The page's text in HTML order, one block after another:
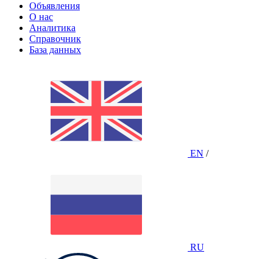
Объявления
О нас
Аналитика
Справочник
База данных
EN /
RU